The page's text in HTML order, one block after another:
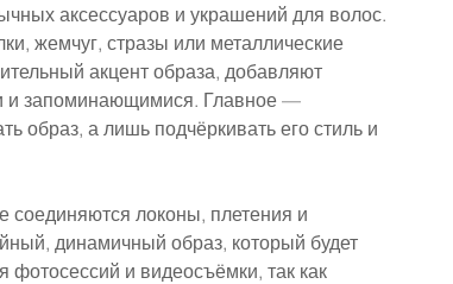
аксессуаров и украшений для волос.
жемчуг, стразы или металлические
акцент образа, добавляют
и запоминающимися. Главное —
образ, а лишь подчёркивать его стиль и
соединяются локоны, плетения и
динамичный образ, который будет
фотосессий и видеосъёмки, так как